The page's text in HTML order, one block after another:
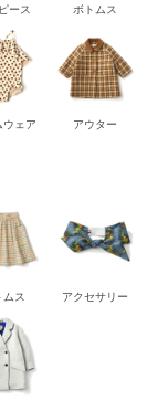
ース ボトムス
ウェア アウター
ムス アクセサリー